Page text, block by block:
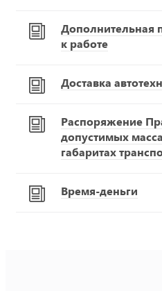
Дополнительная
к работе
Доставка
Распоряжение
допустимых
габаритах
Время-деньги